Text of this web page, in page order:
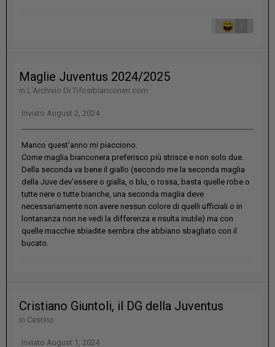
1
Maglie Juventus 2024/2025
in L'Archivio Di Tifosibianconeri.com
Inviato August 2, 2024
Manco quest'anno mi piacciono.
Come maglia bianconera preferisco più strisce e non solo due.
Della seconda va bene il giallo (secondo me la seconda maglia
della Juve dev'essere o gialla, o blu, o rossa, basta quelle robe o
tutte nere o tutte bianche, una seconda maglia deve
necessariamente non avere nessun colore di quelli ufficiali o in
lontananza non ne vedi la differenza e risulta inutile) ma con
quelle macchie sbiadite sembra che abbiano sbagliato con il
bucato.
Cristiano Giuntoli, il DG della Juventus
in Cestino
Inviato August 1, 2024